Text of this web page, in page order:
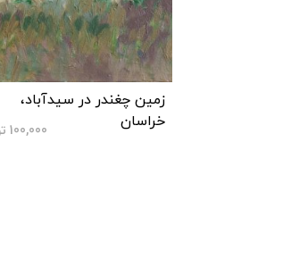
زمین چغندر در سیدآباد،
خراسان
100,000